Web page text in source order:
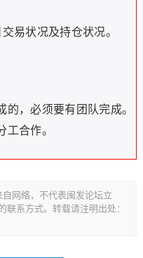
易状况及持仓状况。
，必须要有团队完成。
工合作。
网络，不代表闽发论坛立
系方式。转载请注明出处：